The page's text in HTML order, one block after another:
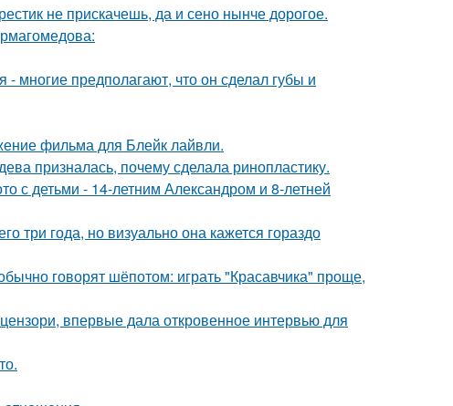
не прискачешь, да и сено нынче дорогое.
многие предполагают, что он сделал губы и
фильма для Блейк лайвли.
призналась, почему сделала ринопластику.
с детьми - 14-летним Александром и 8-летней
три года, но визуально она кажется гораздо
говорят шёпотом: играть "Красавчика" проще,
впервые дала откровенное интервью для